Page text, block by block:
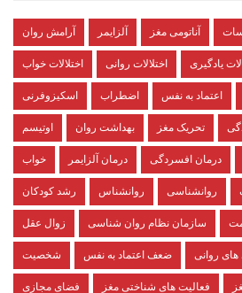
آرامش روان آلزایمر آناتومی مغز
اختلالات خواب اختلالات روانی یادگیری
اسکیزوفرنی اضطراب اعتماد به نفس
اوتیسم بهداشت روان تحریک مغز
خواب درمان آلزایمر درمان افسردگی
رشد کودکان روانشناس روانشناسی
زوال عقل سازمان نظام روان شناسی
شخصیت ضعف اعتماد به نفس های روانی
فضای مجازی فعالیت های شناختی مغز